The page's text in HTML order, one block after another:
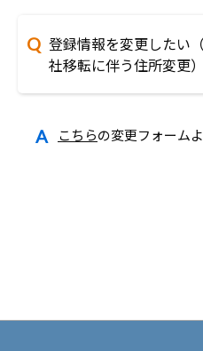
登録情報を変更したい
社移転に伴う住所変更）
こちらの変更フォーム